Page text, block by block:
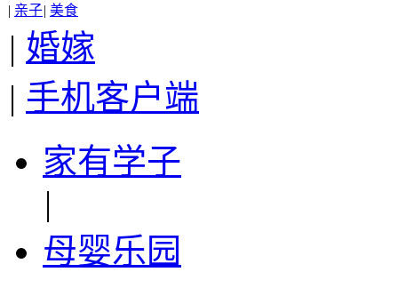
| 亲子| 美食
| 婚嫁
| 手机客户端
家有学子
|
母婴乐园